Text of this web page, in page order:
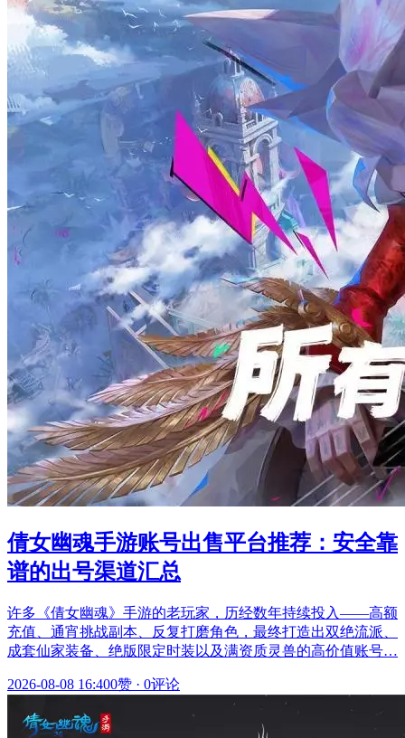
倩女幽魂手游账号出售平台推荐：安全靠
谱的出号渠道汇总
许多《倩女幽魂》手游的老玩家，历经数年持续投入——高额
充值、通宵挑战副本、反复打磨角色，最终打造出双绝流派、
成套仙家装备、绝版限定时装以及满资质灵兽的高价值账号…
2026-08-08 16:400赞 · 0评论